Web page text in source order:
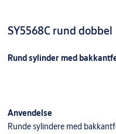
SY5568C rund dobbel
Rund sylinder med
Anvendelse
Runde sylindere med